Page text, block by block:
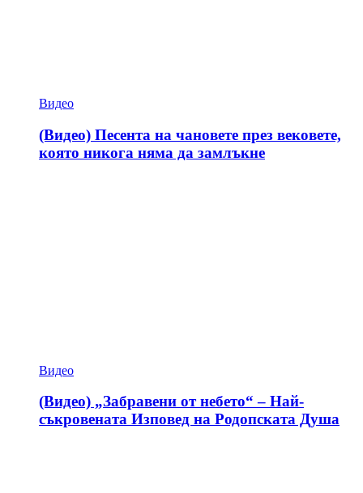
Видео
(Видео) Песента на чановете през вековете,
която никога няма да замлъкне
Видео
(Видео) „Забравени от небето“ – Най-
съкровената Изповед на Родопската Душа